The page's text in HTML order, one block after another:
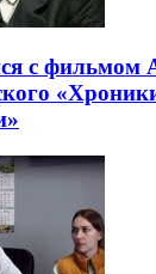
с фильмом